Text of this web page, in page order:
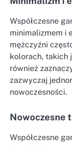
Współczesne
minimalizmem i
mężczyźni
kolorach, takich
również
zazwyczaj
nowoczesności.
Nowoczesne
Współczesne